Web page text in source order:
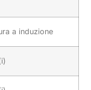
a induzione